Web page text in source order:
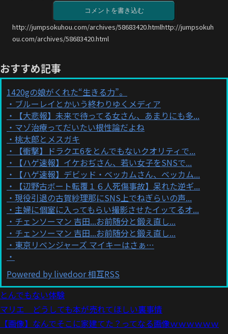
コメントを書き込む
http://jumpsokuhou.com/archives/58683420.htmlhttp://jumpsokuh
ou.com/archives/58683420.html
おすすめ記事
1420gの娘がくれた“生きる力”。
ブルーレイとかいう終わりゆくメディア
【大悲報】未来で待ってる女さん、あまりにも多...
マゾ治療ってだいたい根性論だよね
桃太郎とメスガキ
【衝撃】ドラクエ6をとんでもないクオリティで...
【ハゲ速報】イケおぢさん、若い女子をSNSで...
【ハゲ速報】デビッド・ベッカムさん、ベッカム...
【辺野古ボート転覆１６人死傷事故】呆れた逆ギ...
現役引退の古賀紗理那にSNS上でねぎらいの声...
主婦に個室に入ってもらい撮影させたイッてるオ...
チェンソーマン 吉田...お前随分と鍛え直し...
チェンソーマン 吉田...お前随分と鍛え直し...
東京リベンジャーズ マイキーはさぁ…
Powered by livedoor 相互RSS
とんでもない体験
マリエ どうしても本が売れてほしい裏事情
【画像】なんでそこに家建てた？ってなる画像ｗｗｗｗｗｗ